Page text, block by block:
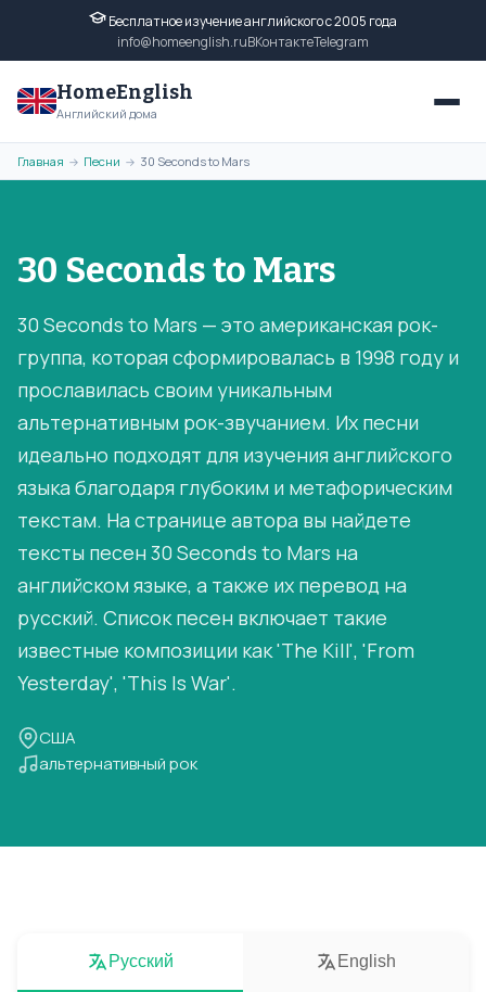
Бесплатное изучение английского с 2005 года
info@homeenglish.ruВКонтактеTelegram
HomeEnglish
Английский дома
Главная → Песни → 30 Seconds to Mars
30 Seconds to Mars
30 Seconds to Mars — это американская рок-
группа, которая сформировалась в 1998 году и
прославилась своим уникальным
альтернативным рок-звучанием. Их песни
идеально подходят для изучения английского
языка благодаря глубоким и метафорическим
текстам. На странице автора вы найдете
тексты песен 30 Seconds to Mars на
английском языке, а также их перевод на
русский. Список песен включает такие
известные композиции как 'The Kill', 'From
Yesterday', 'This Is War'.
США
альтернативный рок
Русский English